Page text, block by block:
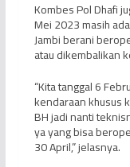
Kombes Pol Dhafi
Mei 2023 masih
Jambi berani
atau dikembalikan
“Kita tanggal 6
kendaraan khusus
BH jadi nanti
ya yang bisa
30 April,” jelasnya.